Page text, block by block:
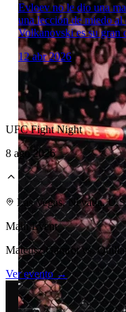
Laboratorio Técnico
Evloev no le dio una
una lección de miedo
Volkanovski es su gran
12 abr 2026
UFC Fight Night
8 ago 2026
Las Vegas, Nevada,
Main Event
Mateusz Gamrot vs.
Ver evento →